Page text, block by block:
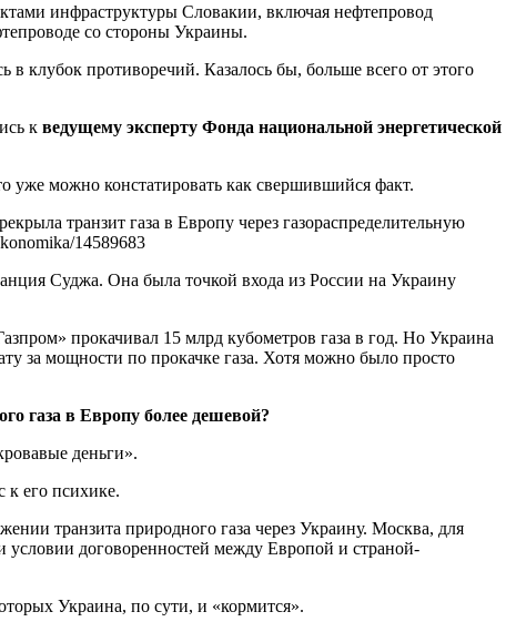
инфраструктуры Словакии, включая нефтепровод
со стороны Украины.
в клубок противоречий. Казалось бы, больше всего от этого
к ведущему эксперту Фонда национальной энергетической
уже можно констатировать как свершившийся факт.
транзит газа в Европу через газораспределительную
14589683
Суджа. Она была точкой входа из России на Украину
прокачивал 15 млрд кубометров газа в год. Но Украина
за мощности по прокачке газа. Хотя можно было просто
газа в Европу более дешевой?
деньги».
к его психике.
транзита природного газа через Украину. Москва, для
договоренностей между Европой и страной-
Украина, по сути, и «кормится».